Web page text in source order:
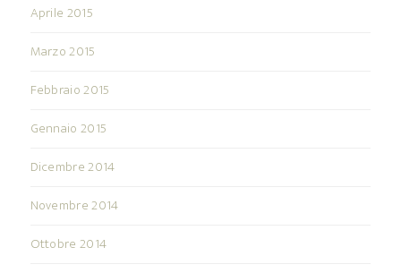
Aprile 2015
Marzo 2015
Febbraio 2015
Gennaio 2015
Dicembre 2014
Novembre 2014
Ottobre 2014